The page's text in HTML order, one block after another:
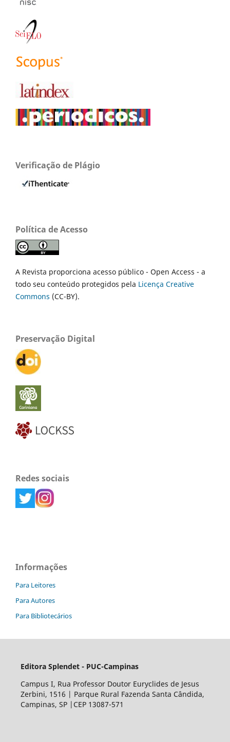
Verificação de Plágio
Política de Acesso
A Revista proporciona acesso público - Open Access - a
todo seu conteúdo protegidos pela Licença Creative
Commons (CC-BY).
Preservação Digital
Redes sociais
Informações
Para Leitores
Para Autores
Para Bibliotecários
Editora Splendet - PUC-Campinas
Campus I, Rua Professor Doutor Euryclides de Jesus
Zerbini, 1516 | Parque Rural Fazenda Santa Cândida,
Campinas, SP |CEP 13087-571